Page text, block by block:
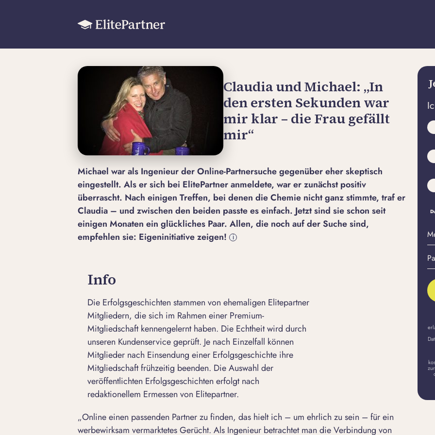
Claudia und Michael: „In
den ersten Sekunden war
mir klar – die Frau gefällt
mir“
Michael war als Ingenieur der Online-Partnersuche gegenüber eher skeptisch
eingestellt. Als er sich bei ElitePartner anmeldete, war er zunächst positiv
überrascht. Nach einigen Treffen, bei denen die Chemie nicht ganz stimmte, traf er
Claudia – und zwischen den beiden passte es einfach. Jetzt sind sie schon seit
einigen Monaten ein glückliches Paar. Allen, die noch auf der Suche sind,
empfehlen sie: Eigeninitiative zeigen!
i
Info
Die Erfolgsgeschichten stammen von ehemaligen Elitepartner
Mitgliedern, die sich im Rahmen einer Premium-
Mitgliedschaft kennengelernt haben. Die Echtheit wird durch
unseren Kundenservice geprüft. Je nach Einzelfall können
Mitglieder nach Einsendung einer Erfolgsgeschichte ihre
Mitgliedschaft frühzeitig beenden. Die Auswahl der
veröffentlichten Erfolgsgeschichten erfolgt nach
redaktionellem Ermessen von Elitepartner.
„Online einen passenden Partner zu finden, das hielt ich – um ehrlich zu sein – für ein
werbewirksam vermarktetes Gerücht. Als Ingenieur betrachtet man die Verbindung von
E-